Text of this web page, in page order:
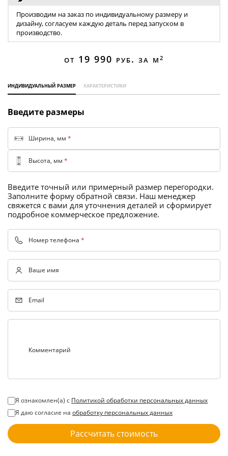
Торговые перегородки
Производим на заказ по индивидуальному размеру и
дизайну, согласуем каждую деталь перед запуском в
производство.
от 19 990 руб. за м 2
индивидуальный размер характеристики
Введите размеры
Ширина, мм *
Высота, мм *
Введите точный или примерный размер перегородки.
Заполните форму обратной связи. Наш менеджер
свяжется с вами для уточнения деталей и сформирует
подробное коммерческое предложение.
Номер телефона *
Ваше имя
Email
Комментарий
Я ознакомлен(а) с Политикой обработки персональных данных
Я даю согласие на обработку персональных данных
Рассчитать стоимость